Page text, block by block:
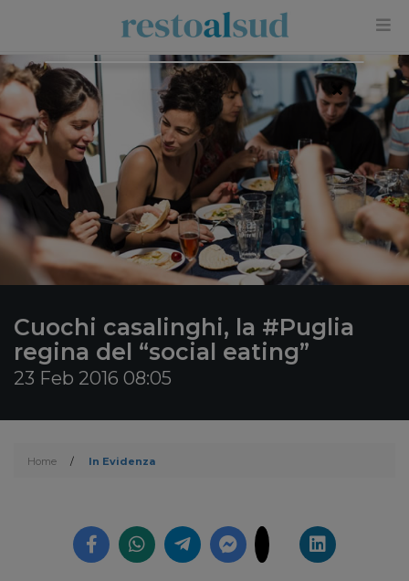
Cuochi casalinghi, la #Puglia
regina del “social eating”
23 Feb 2016 08:05
Home / In Evidenza
×